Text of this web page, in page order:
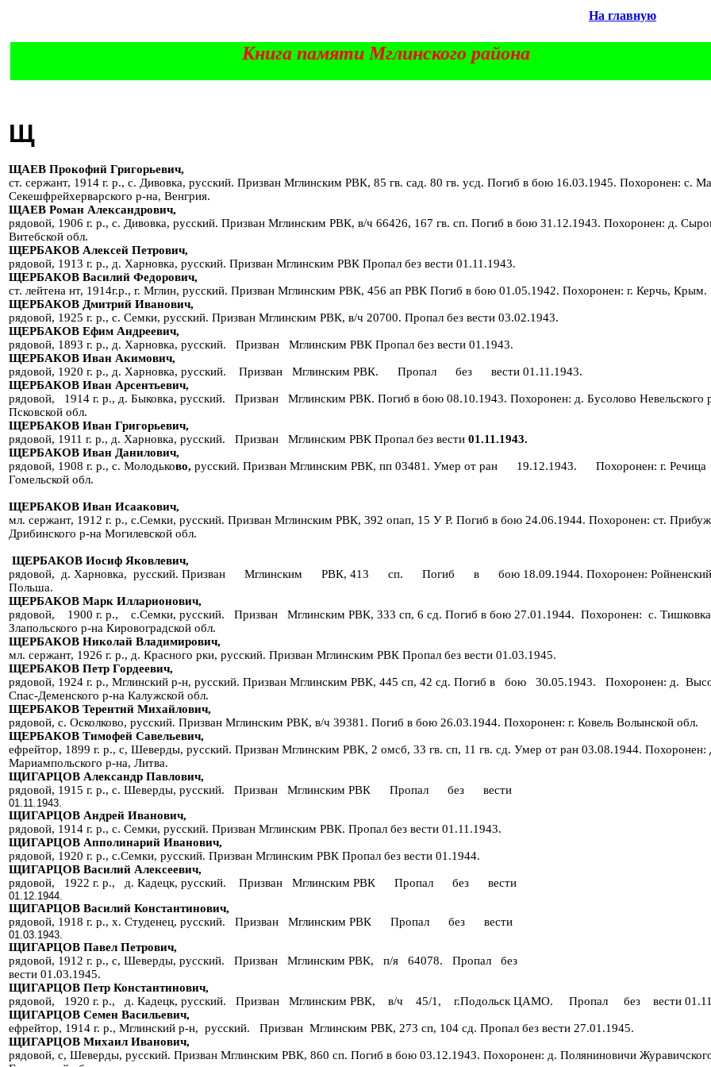
На главную
Книга памяти Мглинского района
Щ
ЩАЕВ Прокофий Григорьевич,
ст. сержант, 1914 г. р., с. Дивовка, русский. Призван Мглинским РВК, 85 гв. сад. 80 гв. усд. Погиб в бою 16.03.1945. Похоронен: с.
Секешфрейхерварского р-на, Венгрия.
ЩАЕВ Роман Александрович,
рядовой, 1906 г. р., с. Дивовка, русский. Призван Мглинским РВК, в/ч 66426, 167 гв. сп. Погиб в бою 31.12.1943. Похоронен: д.
Витебской обл.
ЩЕРБАКОВ Алексей Петрович,
рядовой, 1913 г. р., д. Харновка, русский. Призван Мглинским РВК Пропал без вести 01.11.1943.
ЩЕРБАКОВ Василий Федорович,
ст. лейтена нт, 1914г.р., г. Мглин, русский. Призван Мглинским РВК, 456 ап РВК Погиб в бою 01.05.1942. Похоронен: г. Керчь, Крым.
ЩЕРБАКОВ Дмитрий Иванович,
рядовой, 1925 г. р., с. Семки, русский. Призван Мглинским РВК, в/ч 20700. Пропал без вести 03.02.1943.
ЩЕРБАКОВ Ефим Андреевич,
рядовой, 1893 г. р., д. Харновка, русский. Призван Мглинским РВК Пропал без вести 01.1943.
ЩЕРБАКОВ Иван Акимович,
рядовой, 1920 г. р., д. Харновка, русский. Призван Мглинским РВК. Пропал без вести 01.11.1943.
ЩЕРБАКОВ Иван Арсентьевич,
рядовой, 1914 г. р., д. Быковка, русский. Призван Мглинским РВК. Погиб в бою 08.10.1943. Похоронен: д. Бусолово Невельского
Псковской обл.
ЩЕРБАКОВ Иван Григорьевич,
рядовой, 1911 г. р., д. Харновка, русский. Призван Мглинским РВК Пропал без вести 01.11.1943.
ЩЕРБАКОВ Иван Данилович,
рядовой, 1908 г. р., с. Молодьково, русский. Призван Мглинским РВК, пп 03481. Умер от ран 19.12.1943. Похоронен: г. Речица
Гомельской обл.
ЩЕРБАКОВ Иван Исаакович,
мл. сержант, 1912 г. р., с.Семки, русский. Призван Мглинским РВК, 392 опап, 15 У Р. Погиб в бою 24.06.1944. Похоронен: ст. Прибуж
Дрибинского р-на Могилевской обл.
ЩЕРБАКОВ Иосиф Яковлевич,
рядовой, д. Харновка, русский. Призван Мглинским РВК, 413 сп. Погиб в бою 18.09.1944. Похоронен: Ройненский
Польша.
ЩЕРБАКОВ Марк Илларионович,
рядовой, 1900 г. р., с.Семки, русский. Призван Мглинским РВК, 333 сп, 6 сд. Погиб в бою 27.01.1944. Похоронен: с. Тишковка
Злапольского р-на Кировоградской обл.
ЩЕРБАКОВ Николай Владимирович,
мл. сержант, 1926 г. р., д. Красного рки, русский. Призван Мглинским РВК Пропал без вести 01.03.1945.
ЩЕРБАКОВ Петр Гордеевич,
рядовой, 1924 г. р., Мглинский р-н, русский. Призван Мглинским РВК, 445 сп, 42 сд. Погиб в бою 30.05.1943. Похоронен: д.
Спас-Деменского р-на Калужской обл.
ЩЕРБАКОВ Терентий Михайлович,
рядовой, с. Осколково, русский. Призван Мглинским РВК, в/ч 39381. Погиб в бою 26.03.1944. Похоронен: г. Ковель Волынской обл.
ЩЕРБАКОВ Тимофей Савельевич,
ефрейтор, 1899 г. р., с, Шеверды, русский. Призван Мглинским РВК, 2 омсб, 33 гв. сп, 11 гв. сд. Умер от ран 03.08.1944.
Мариампольского р-на, Литва.
ЩИГАРЦОВ Александр Павлович,
рядовой, 1915 г. р., с. Шеверды, русский. Призван Мглинским РВК Пропал без вести
01.11.1943.
ЩИГАРЦОВ Андрей Иванович,
рядовой, 1914 г. р., с. Семки, русский. Призван Мглинским РВК. Пропал без вести 01.11.1943.
ЩИГАРЦОВ Апполинарий Иванович,
рядовой, 1920 г. р., с.Семки, русский. Призван Мглинским РВК Пропал без вести 01.1944.
ЩИГАРЦОВ Василий Алексеевич,
рядовой, 1922 г. р., д. Кадецк, русский. Призван Мглинским РВК Пропал без вести
01.12.1944.
ЩИГАРЦОВ Василий Константинович,
рядовой, 1918 г. р., х. Студенец, русский. Призван Мглинским РВК Пропал без вести
01.03.1943.
ЩИГАРЦОВ Павел Петрович,
рядовой, 1912 г. р., с, Шеверды, русский. Призван Мглинским РВК, п/я 64078. Пропал без
вести 01.03.1945.
ЩИГАРЦОВ Петр Константинович,
рядовой, 1920 г. р., д. Кадецк, русский. Призван Мглинским РВК, в/ч 45/1, г.Подольск ЦАМО. Пропал без вести
ЩИГАРЦОВ Семен Васильевич,
ефрейтор, 1914 г. р., Мглинский р-н, русский. Призван Мглинским РВК, 273 сп, 104 сд. Пропал без вести 27.01.1945.
ЩИГАРЦОВ Михаил Иванович,
рядовой, с, Шеверды, русский. Призван Мглинским РВК, 860 сп. Погиб в бою 03.12.1943. Похоронен: д. Поляниновичи